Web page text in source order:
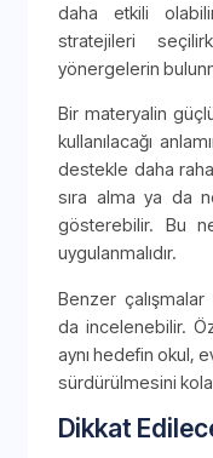
daha etkili
stratejileri
yönergelerin
Bir materyalin
kullanılacağı
destekle daha
sıra alma ya da
gösterebilir. Bu
uygulanmalıdır.
Benzer çalışmalar
da incelenebilir.
aynı hedefin okul,
sürdürülmesini
Dikkat